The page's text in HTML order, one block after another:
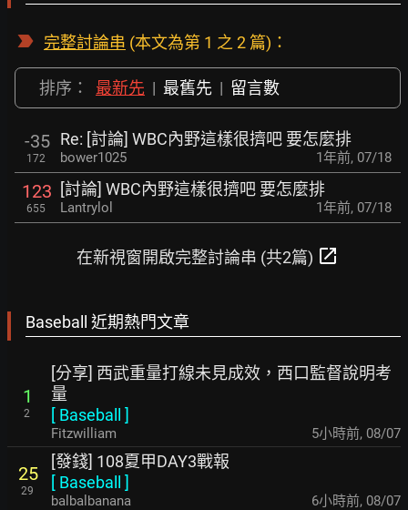
完整討論串 (本文為第 1 之 2 篇)：
排序： 最新先 | 最舊先 | 留言數
-35
172
Re: [討論] WBC內野這樣很擠吧 要怎麼排
bower1025 1年前, 07/18
123
655
[討論] WBC內野這樣很擠吧 要怎麼排
Lantrylol 1年前, 07/18
在新視窗開啟完整討論串 (共2篇) open_in_new
Baseball 近期熱門文章
1
2
[分享] 西武重量打線未見成效，西口監督說明考
量
[ Baseball ]
Fitzwilliam 5小時前, 08/07
25
29
[發錢] 108夏甲DAY3戰報
[ Baseball ]
balbalbanana 6小時前, 08/07